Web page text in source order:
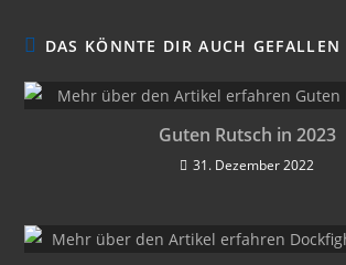
DAS KÖNNTE DIR AUCH GEFALLEN
Guten Rutsch in 2023
31. Dezember 2022